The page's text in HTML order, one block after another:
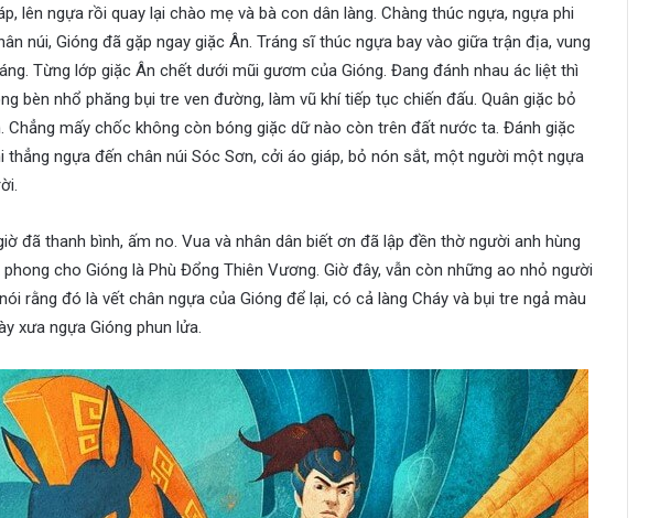
lên ngựa rồi quay lại chào mẹ và bà con dân làng. Chàng thúc ngựa, ngựa phi
núi, Gióng đã gặp ngay giặc Ân. Tráng sĩ thúc ngựa bay vào giữa trận địa, vung
Từng lớp giặc Ân chết dưới mũi gươm của Gióng. Đang đánh nhau ác liệt thì
bèn nhổ phăng bụi tre ven đường, làm vũ khí tiếp tục chiến đấu. Quân giặc bỏ
Chẳng mấy chốc không còn bóng giặc dữ nào còn trên đất nước ta. Đánh giặc
thẳng ngựa đến chân núi Sóc Sơn, cởi áo giáp, bỏ nón sắt, một người một ngựa
đã thanh bình, ấm no. Vua và nhân dân biết ơn đã lập đền thờ người anh hùng
cho Gióng là Phù Đổng Thiên Vương. Giờ đây, vẫn còn những ao nhỏ người
rằng đó là vết chân ngựa của Gióng để lại, có cả làng Cháy và bụi tre ngả màu
xưa ngựa Gióng phun lửa.